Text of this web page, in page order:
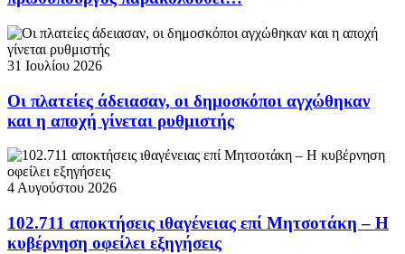
31 Ιουλίου 2026
Οι πλατείες άδειασαν, οι δημοσκόποι αγχώθηκαν
και η αποχή γίνεται ρυθμιστής
4 Αυγούστου 2026
102.711 αποκτήσεις ιθαγένειας επί Μητσοτάκη – Η
κυβέρνηση οφείλει εξηγήσεις